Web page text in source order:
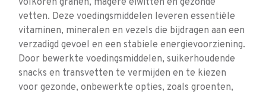
volkoren granen, magere eiwitten en gezonde
vetten. Deze voedingsmiddelen leveren essentiële
vitaminen, mineralen en vezels die bijdragen aan een
verzadigd gevoel en een stabiele energievoorziening.
Door bewerkte voedingsmiddelen, suikerhoudende
snacks en transvetten te vermijden en te kiezen
voor gezonde, onbewerkte opties, zoals groenten,